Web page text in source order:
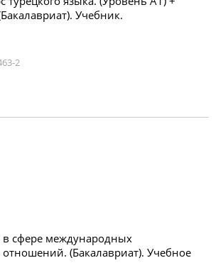
Учебник.
2
сфере международных
(Бакалавриат). Учебное